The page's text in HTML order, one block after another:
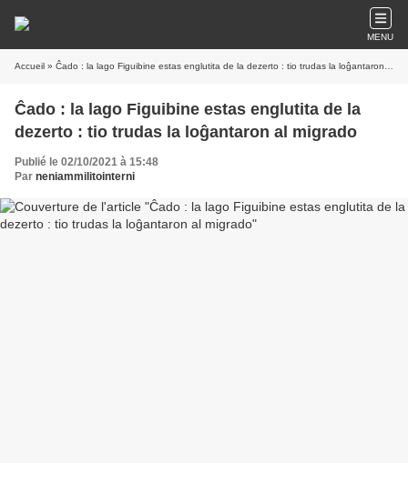
MENU
Accueil » Ĉado : la lago Figuibine estas englutita de la dezerto : tio trudas la loĝantaron al migrado
Ĉado : la lago Figuibine estas englutita de la
dezerto : tio trudas la loĝantaron al migrado
Publié le 02/10/2021 à 15:48
Par neniammilitointerni